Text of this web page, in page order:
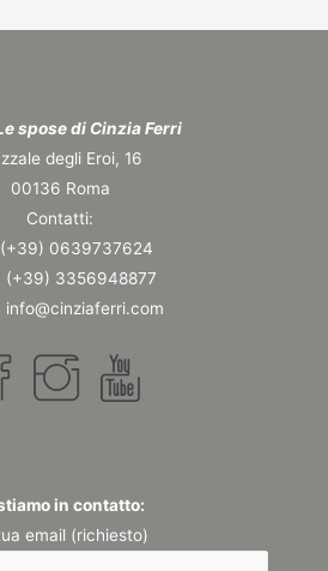
spose di Cinzia Ferri
degli Eroi, 16
00136 Roma
Contatti:
0639737624
(+39) 3356948877
info@cinziaferri.com
in contatto:
email (richiesto)